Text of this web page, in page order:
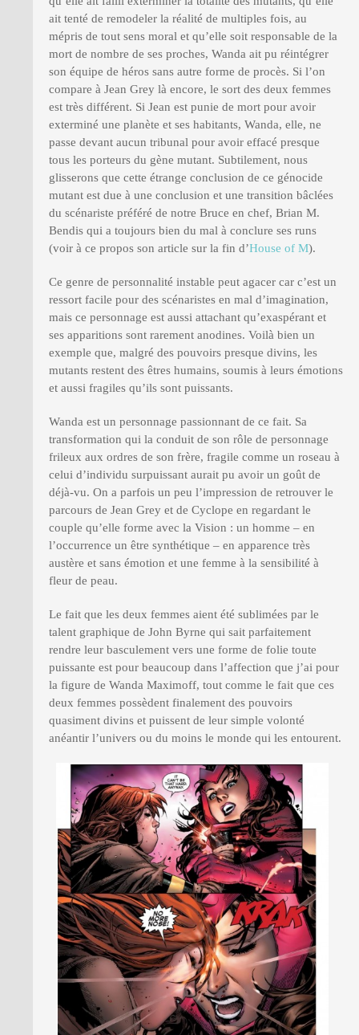
ait tenté de remodeler la réalité de multiples fois, au
mépris de tout sens moral et qu’elle soit responsable de la
mort de nombre de ses proches, Wanda ait pu réintégrer
son équipe de héros sans autre forme de procès. Si l’on
compare à Jean Grey là encore, le sort des deux femmes
est très différent. Si Jean est punie de mort pour avoir
exterminé une planète et ses habitants, Wanda, elle, ne
passe devant aucun tribunal pour avoir effacé presque
tous les porteurs du gène mutant. Subtilement, nous
glisserons que cette étrange conclusion de ce génocide
mutant est due à une conclusion et une transition bâclées
du scénariste préféré de notre Bruce en chef, Brian M.
Bendis qui a toujours bien du mal à conclure ses runs
(voir à ce propos son article sur la fin d’House of M).
Ce genre de personnalité instable peut agacer car c’est un
ressort facile pour des scénaristes en mal d’imagination,
mais ce personnage est aussi attachant qu’exaspérant et
ses apparitions sont rarement anodines. Voilà bien un
exemple que, malgré des pouvoirs presque divins, les
mutants restent des êtres humains, soumis à leurs émotions
et aussi fragiles qu’ils sont puissants.
Wanda est un personnage passionnant de ce fait. Sa
transformation qui la conduit de son rôle de personnage
frileux aux ordres de son frère, fragile comme un roseau à
celui d’individu surpuissant aurait pu avoir un goût de
déjà-vu. On a parfois un peu l’impression de retrouver le
parcours de Jean Grey et de Cyclope en regardant le
couple qu’elle forme avec la Vision : un homme – en
l’occurrence un être synthétique – en apparence très
austère et sans émotion et une femme à la sensibilité à
fleur de peau.
Le fait que les deux femmes aient été sublimées par le
talent graphique de John Byrne qui sait parfaitement
rendre leur basculement vers une forme de folie toute
puissante est pour beaucoup dans l’affection que j’ai pour
la figure de Wanda Maximoff, tout comme le fait que ces
deux femmes possèdent finalement des pouvoirs
quasiment divins et puissent de leur simple volonté
anéantir l’univers ou du moins le monde qui les entourent.